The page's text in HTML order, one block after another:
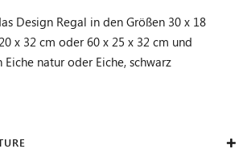
Design Regal in den Größen 30 x 18
x 32 cm oder 60 x 25 x 32 cm und
natur oder Eiche, schwarz